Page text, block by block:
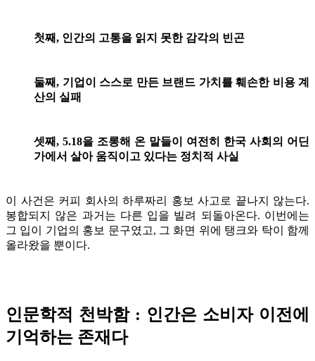
첫째, 인간의 고통을 읽지 못한 감각의 빈곤
둘째, 기업이 스스로 만든 브랜드 가치를 훼손한 비용 계
산의 실패
셋째, 5.18을 조롱해 온 말들이 여전히 한국 사회의 어딘
가에서 살아 움직이고 있다는 정치적 사실
이 사건은 커피 회사의 하루짜리 홍보 사고로 끝나지 않는다.
봉합되지 않은 과거는 다른 입을 빌려 되돌아온다. 이번에는
그 입이 기업의 홍보 문구였고, 그 화면 위에 탱크와 탁이 함께
올라왔을 뿐이다.
인문학적 천박함 : 인간은 소비자 이전에
기억하는 존재다